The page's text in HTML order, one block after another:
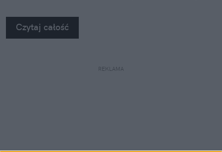
pierwszoplanową rolę.
Czytaj całość
REKLAMA